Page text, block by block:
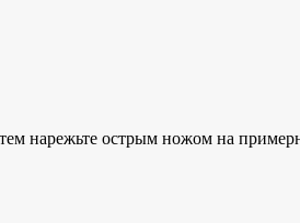
нарежьте острым ножом на